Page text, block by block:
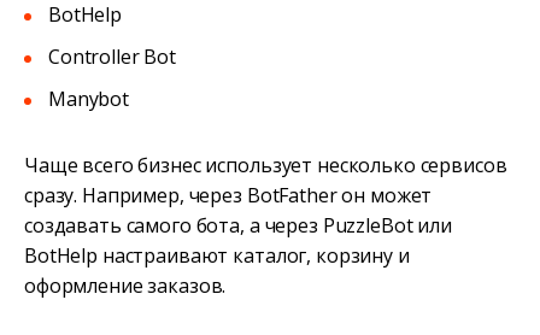
BotHelp
Controller Bot
Manybot
Чаще всего бизнес использует несколько сервисов
сразу. Например, через BotFather он может
создавать самого бота, а через PuzzleBot или
BotHelp настраивают каталог, корзину и
оформление заказов.